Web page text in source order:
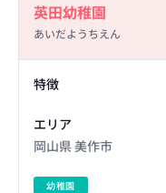
英田幼稚園
あいだようちえん
特徴
エリア
岡山県 美作市
幼稚園